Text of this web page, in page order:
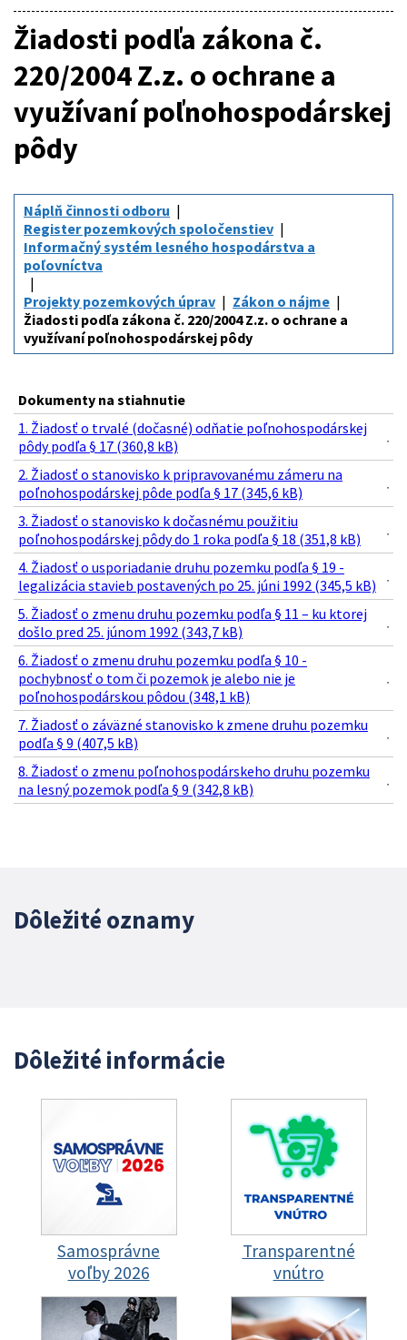
Žiadosti podľa zákona č.
220/2004 Z.z. o ochrane a
využívaní poľnohospodárskej
pôdy
Náplň činnosti odboru
Register pozemkových spoločenstiev
Informačný systém lesného hospodárstva a
poľovníctva
Projekty pozemkových úprav
Zákon o nájme
Žiadosti podľa zákona č. 220/2004 Z.z. o ochrane a
využívaní poľnohospodárskej pôdy
Dokumenty na stiahnutie
1. Žiadosť o trvalé (dočasné) odňatie poľnohospodárskej
pôdy podľa § 17 (360,8 kB)
2. Žiadosť o stanovisko k pripravovanému zámeru na
poľnohospodárskej pôde podľa § 17 (345,6 kB)
3. Žiadosť o stanovisko k dočasnému použitiu
poľnohospodárskej pôdy do 1 roka podľa § 18 (351,8 kB)
4. Žiadosť o usporiadanie druhu pozemku podľa § 19 -
legalizácia stavieb postavených po 25. júni 1992 (345,5 kB)
5. Žiadosť o zmenu druhu pozemku podľa § 11 – ku ktorej
došlo pred 25. júnom 1992 (343,7 kB)
6. Žiadosť o zmenu druhu pozemku podľa § 10 -
pochybnosť o tom či pozemok je alebo nie je
poľnohospodárskou pôdou (348,1 kB)
7. Žiadosť o záväzné stanovisko k zmene druhu pozemku
podľa § 9 (407,5 kB)
8. Žiadosť o zmenu poľnohospodárskeho druhu pozemku
na lesný pozemok podľa § 9 (342,8 kB)
Dôležité oznamy
Dôležité informácie
Samosprávne
voľby 2026
Transparentné
vnútro